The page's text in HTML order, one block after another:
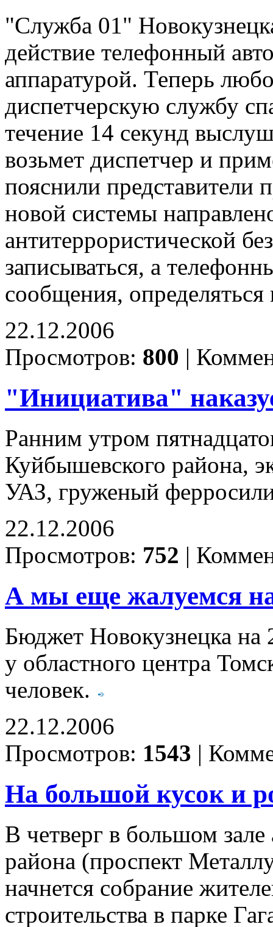
"Служба 01"
действие телефонный
аппаратурой. Теперь
диспетчерскую службу
течение 14 секунд
возьмет диспетчер и
пояснили
новой системы
антитеррористической
записываться, а
сообщения,
22.12.2006
Просмотров: 800 |
"Инициатива"
Ранним утром
Куйбышевского района,
УАЗ, груженый
22.12.2006
Просмотров: 752 |
А мы еще жалуемся
Бюджет Новокузнецка на
у областного центра
человек.
22.12.2006
Просмотров: 1543 |
На большой кусок и
В четверг в большом
района (проспект
начнется собрание
строительства в парке